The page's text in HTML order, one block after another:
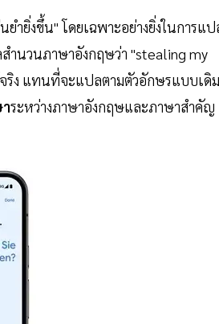
ำยิ่งขึ้น" โดยเฉพาะอย่างยิ่งในการแ
ำนวนภาษาอังกฤษว่า "stealing my
ริง แทนที่จะแปลตามตัวอักษรแบบเดิม
ระหว่างภาษาอังกฤษและภาษาสำคัญ